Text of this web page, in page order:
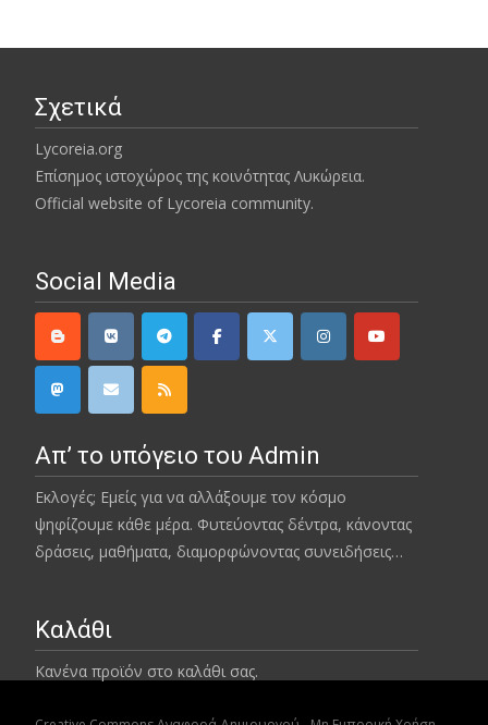
Σχετικά
Lycoreia.org
Επίσημος ιστοχώρος της κοινότητας Λυκώρεια.
Official website of Lycoreia community.
Social Media
Απ’ το υπόγειο του Admin
Εκλογές; Εμείς για να αλλάξουμε τον κόσμο
ψηφίζουμε κάθε μέρα. Φυτεύοντας δέντρα, κάνοντας
δράσεις, μαθήματα, διαμορφώνοντας συνειδήσεις…
Καλάθι
Κανένα προϊόν στο καλάθι σας.